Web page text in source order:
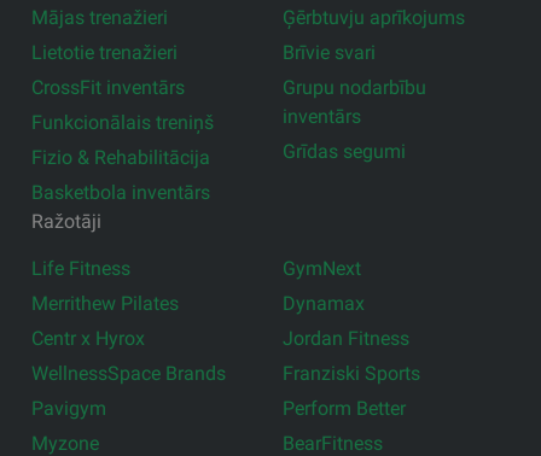
Mājas trenažieri
Lietotie trenažieri
CrossFit inventārs
Funkcionālais treniņš
Fizio & Rehabilitācija
Basketbola inventārs
Ģērbtuvju aprīkojums
Brīvie svari
Grupu nodarbību
inventārs
Grīdas segumi
Ražotāji
Life Fitness
Merrithew Pilates
Centr x Hyrox
WellnessSpace Brands
Pavigym
Myzone
GymNext
Dynamax
Jordan Fitness
Franziski Sports
Perform Better
BearFitness